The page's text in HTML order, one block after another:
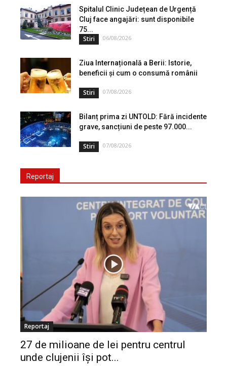
Spitalul Clinic Județean de Urgență
Cluj face angajări: sunt disponibile
75...
Stiri 06/08/2026
Ziua Internațională a Berii: Istorie,
beneficii și cum o consumă românii
Stiri 07/08/2026
Bilanț prima zi UNTOLD: Fără incidente
grave, sancțiuni de peste 97.000...
Stiri 07/08/2026
Reportaj
Reportaj
27 de milioane de lei pentru centrul
unde clujenii își pot...